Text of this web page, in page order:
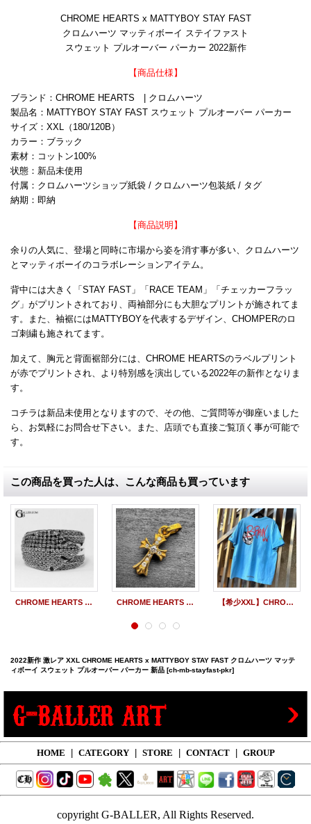
CHROME HEARTS x MATTYBOY STAY FAST
クロムハーツ マッティボーイ ステイファスト
スウェット プルオーバー パーカー 2022新作
【商品仕様】
ブランド：CHROME HEARTS | クロムハーツ
製品名：MATTYBOY STAY FAST スウェット プルオーバー パーカー
サイズ：XXL（180/120B）
カラー：ブラック
素材：コットン100%
状態：新品未使用
付属：クロムハーツショップ紙袋 / クロムハーツ包装紙 / タグ
納期：即納
【商品説明】
余りの人気に、登場と同時に市場から姿を消す事が多い、クロムハーツ
とマッティボーイのコラボレーションアイテム。
背中には大きく「STAY FAST」「RACE TEAM」「チェッカーフラッ
グ」がプリントされており、両袖部分にも大胆なプリントが施されてま
す。また、袖裾にはMATTYBOYを代表するデザイン、CHOMPERのロ
ゴ刺繍も施されてます。
加えて、胸元と背面裾部分には、CHROME HEARTSのラベルプリント
が赤でプリントされ、より特別感を演出している2022年の新作となりま
す。
コチラは新品未使用となりますので、その他、ご質問等が御座いました
ら、お気軽にお問合せ下さい。また、店頭でも直接ご覧頂く事が可能で
す。
この商品を買った人は、こんな商品も買っています
CHROME HEARTS クロムハーツ シングルフレアニーリング ブラックダイヤ パヴェ CHROME HEARTS クロムハーツ 22K ベビーファットクロス パヴェダイヤモンド チャーム 【希少XXL】CHROME HEARTS クロムハーツ MATTY BOY マッティボーイ BRAIN NEW ブレインニュー Tシャツ | 251110
2022新作 激レア XXL CHROME HEARTS x MATTYBOY STAY FAST クロムハーツ マッテ
ィボーイ スウェット プルオーバー パーカー 新品 [ch-mb-stayfast-pkr]
HOME | CATEGORY | STORE | CONTACT | GROUP
copyright G-BALLER, All Rights Reserved.